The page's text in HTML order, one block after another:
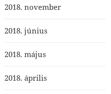
2018. november
2018. június
2018. május
2018. április